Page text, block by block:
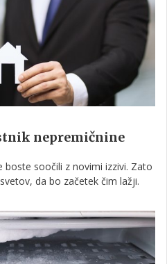
morali nalagati posodo v
nepremičnine
soočili z novimi izzivi. Zato
da bo začetek čim lažji.